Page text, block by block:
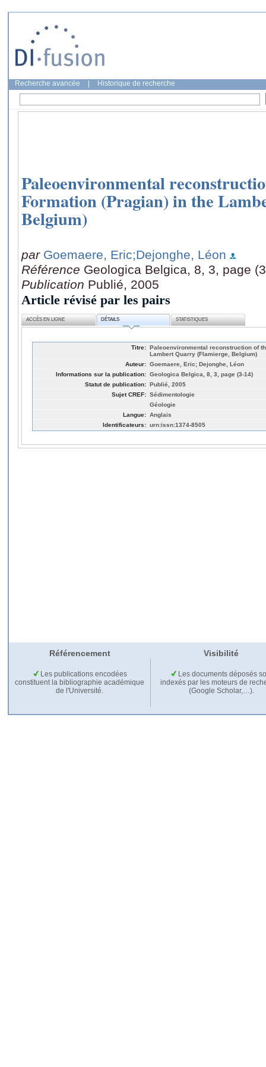
Recherche avancée Historique de recherche
Paleoenvironmental
Formation (Pragian) in the
Belgium)
par Goemaere, Eric;Dejonghe, Léon
Référence Geologica Belgica, 8, 3, page
Publication Publié, 2005
Article révisé par les pairs
ACCÈS EN LIGNE DÉTAILS STATISTIQUES
Titre: Paleoenvironmental reconstruction of
Lambert Quarry (Flamierge, Belgium)
Auteur: Goemaere, Eric; Dejonghe, Léon
Informations sur la publication: Geologica Belgica, 8, 3, page (3-14)
Statut de publication: Publié, 2005
Sujet CREF: Sédimentologie
Géologie
Langue: Anglais
Identificateurs: urn:issn:1374-8505
Référencement Visibilité
Les publications encodées
constituent la bibliographie académique
de l'Université.
Les documents déposés
indexés par les moteurs de
(Google Scholar,…).